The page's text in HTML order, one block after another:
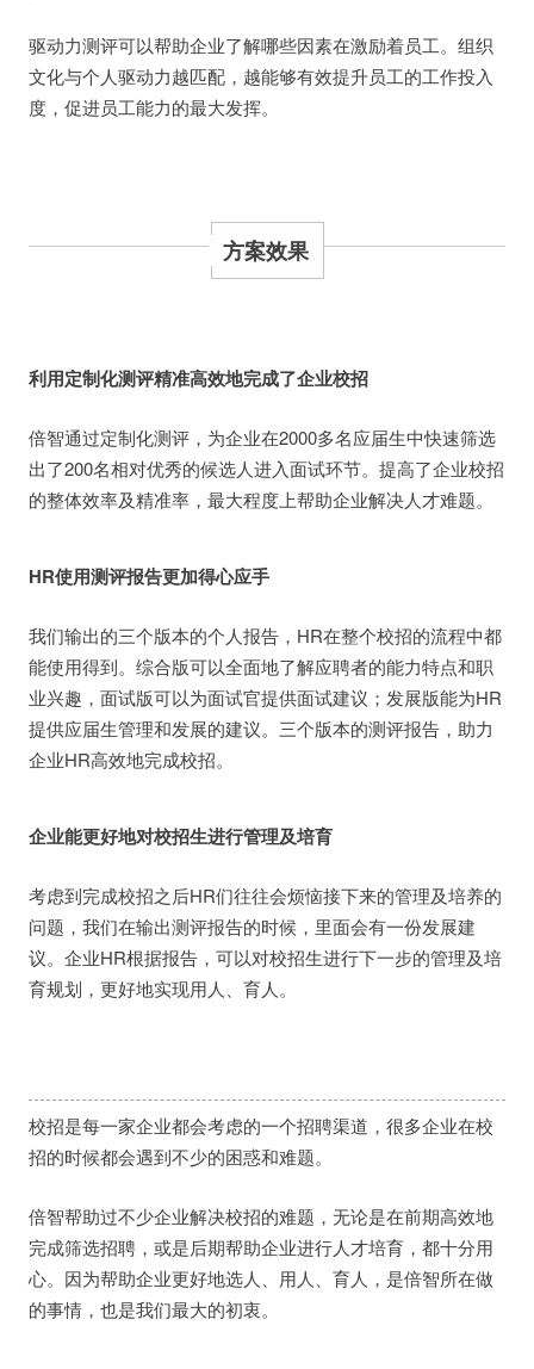
驱动力测评可以帮助企业了解哪些因素在激励着员工。组织
文化与个人驱动力越匹配，越能够有效提升员工的工作投入
度，促进员工能力的最大发挥。
方案效果
利用定制化测评精准高效地完成了企业校招
倍智通过定制化测评，为企业在2000多名应届生中快速筛选
出了200名相对优秀的候选人进入面试环节。提高了企业校招
的整体效率及精准率，最大程度上帮助企业解决人才难题。
HR使用测评报告更加得心应手
我们输出的三个版本的个人报告，HR在整个校招的流程中都
能使用得到。综合版可以全面地了解应聘者的能力特点和职
业兴趣，面试版可以为面试官提供面试建议；发展版能为HR
提供应届生管理和发展的建议。三个版本的测评报告，助力
企业HR高效地完成校招。
企业能更好地对校招生进行管理及培育
考虑到完成校招之后HR们往往会烦恼接下来的管理及培养的
问题，我们在输出测评报告的时候，里面会有一份发展建
议。企业HR根据报告，可以对校招生进行下一步的管理及培
育规划，更好地实现用人、育人。
校招是每一家企业都会考虑的一个招聘渠道，很多企业在校
招的时候都会遇到不少的困惑和难题。
倍智帮助过不少企业解决校招的难题，无论是在前期高效地
完成筛选招聘，或是后期帮助企业进行人才培育，都十分用
心。 因为帮助企业更好地选人、用人、育人，是倍智所在做
的事情，也是我们最大的初衷。